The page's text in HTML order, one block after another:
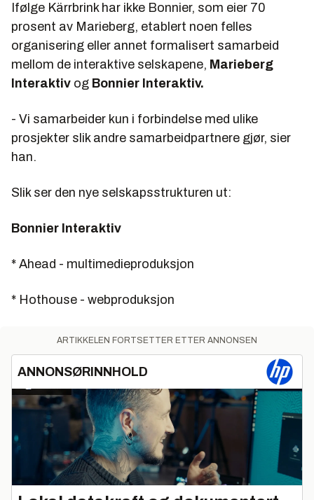
Ifølge Kärrbrink har ikke Bonnier, som eier 70
prosent av Marieberg, etablert noen felles
organisering eller annet formalisert samarbeid
mellom de interaktive selskapene, Marieberg
Interaktiv og Bonnier Interaktiv.
- Vi samarbeider kun i forbindelse med ulike
prosjekter slik andre samarbeidpartnere gjør, sier
han.
Slik ser den nye selskapsstrukturen ut:
Bonnier Interaktiv
* Ahead - multimedieproduksjon
* Hothouse - webproduksjon
ARTIKKELEN FORTSETTER ETTER ANNONSEN
ANNONSØRINNHOLD